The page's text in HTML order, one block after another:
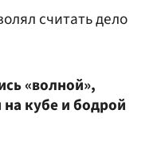
считать дело
«волной»,
кубе и бодрой